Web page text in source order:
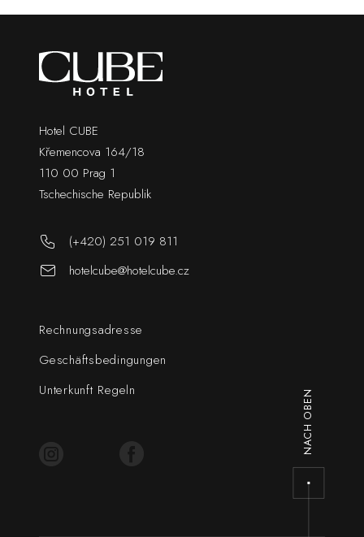
Hotel CUBE
Křemencova 164/18
110 00 Prag 1
Tschechische Republik
(+420) 251 019 811
hotelcube@hotelcube.cz
Rechnungsadresse
Geschäftsbedingungen
Unterkunft Regeln
NACH OBEN